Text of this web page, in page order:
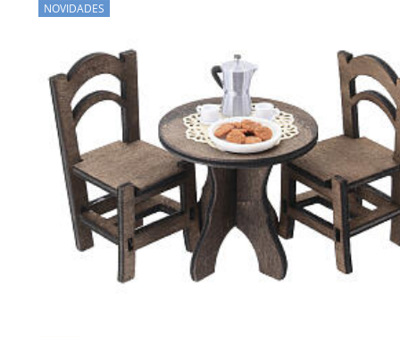
NOVIDADES